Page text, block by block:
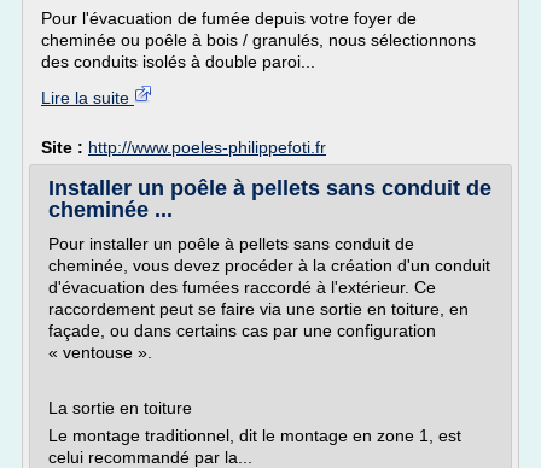
Pour l'évacuation de fumée depuis votre foyer de
cheminée ou poêle à bois / granulés, nous sélectionnons
des conduits isolés à double paroi...
Lire la suite
Site : http://www.poeles-philippefoti.fr
Installer un poêle à pellets sans conduit de
cheminée ...
Pour installer un poêle à pellets sans conduit de
cheminée, vous devez procéder à la création d'un conduit
d'évacuation des fumées raccordé à l'extérieur. Ce
raccordement peut se faire via une sortie en toiture, en
façade, ou dans certains cas par une configuration
« ventouse ».
La sortie en toiture
Le montage traditionnel, dit le montage en zone 1, est
celui recommandé par la...